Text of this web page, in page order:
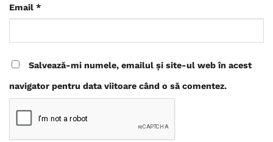
Email *
Salvează-mi numele, emailul și site-ul web în acest
navigator pentru data viitoare când o să comentez.